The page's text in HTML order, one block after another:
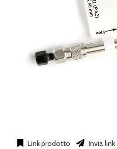
Link prodotto Invia link